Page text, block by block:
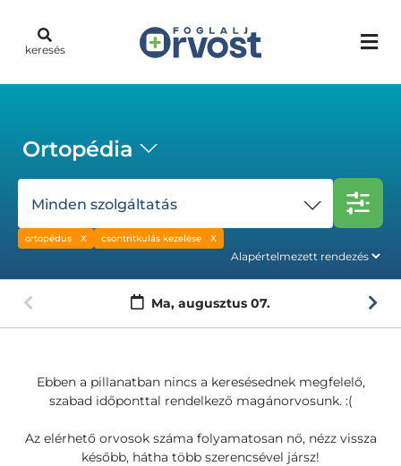
keresés
Ortopédia
Minden szolgáltatás
ortopédus csontritkulás kezelése
Ma, augusztus 07.
Ebben a pillanatban nincs a keresésednek megfelelő,
szabad időponttal rendelkező magánorvosunk. :(
Az elérhető orvosok száma folyamatosan nő, nézz vissza
később, hátha több szerencsével jársz!